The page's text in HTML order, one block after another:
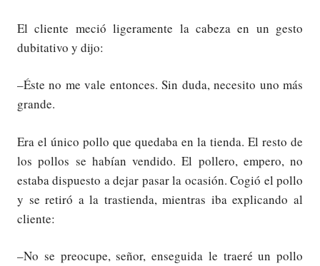
El cliente meció ligeramente la cabeza en un gesto
dubitativo y dijo:
–Éste no me vale entonces. Sin duda, necesito uno más
grande.
Era el único pollo que quedaba en la tienda. El resto de
los pollos se habían vendido. El pollero, empero, no
estaba dispuesto a dejar pasar la ocasión. Cogió el pollo
y se retiró a la trastienda, mientras iba explicando al
cliente:
–No se preocupe, señor, enseguida le traeré un pollo